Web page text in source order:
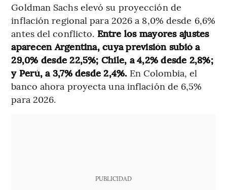
Goldman Sachs elevó su proyección de
inflación regional para 2026 a 8,0% desde 6,6%
antes del conflicto. Entre los mayores ajustes
aparecen Argentina, cuya previsión subió a
29,0% desde 22,5%; Chile, a 4,2% desde 2,8%;
y Perú, a 3,7% desde 2,4%. En Colombia, el
banco ahora proyecta una inflación de 6,5%
para 2026.
PUBLICIDAD